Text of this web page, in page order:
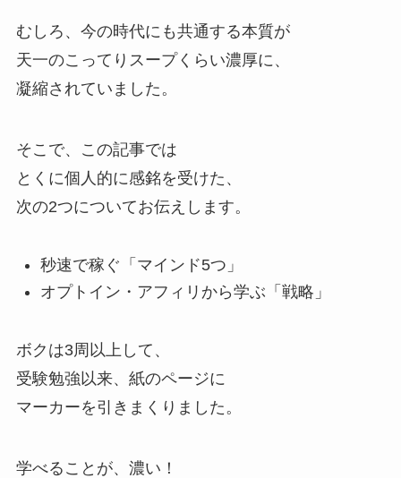
むしろ、今の時代にも共通する本質が
天一のこってりスープくらい濃厚に、
凝縮されていました。
そこで、この記事では
とくに個人的に感銘を受けた、
次の2つについてお伝えします。
秒速で稼ぐ「マインド5つ」
オプトイン・アフィリから学ぶ「戦略」
ボクは3周以上して、
受験勉強以来、紙のページに
マーカーを引きまくりました。
学べることが、濃い！